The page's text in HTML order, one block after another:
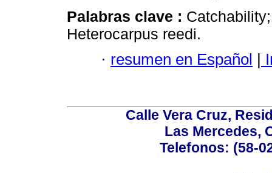
Palabras clave :
Heterocarpus reedi.
· resumen en Español
Calle Vera Cruz,
Las Mercedes,
Telefonos: (58-